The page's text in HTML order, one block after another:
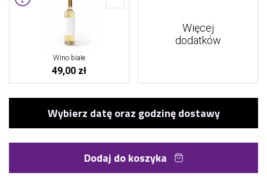
Wino białe
49,00 zł
Więcej
dodatków
Dodaj do koszyka